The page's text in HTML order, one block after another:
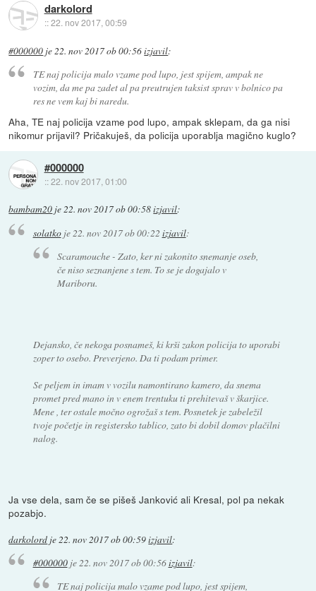
darkolord
::22. nov 2017, 00:59
#000000 je22. nov 2017 ob 00:56izjavil:
TE naj policija malo vzame pod lupo, jest spijem, ampak ne
vozim, da me pa zadet al pa preutrujen taksist sprav v bolnico pa
res ne vem kaj bi naredu.
Aha, TE naj policija vzame pod lupo, ampak sklepam, da ga nisi
nikomur prijavil? Pričakuješ, da policija uporablja magično kuglo?
#000000
::22. nov 2017, 01:00
bambam20 je22. nov 2017 ob 00:58izjavil:
solatkoje22. nov 2017 ob 00:22 izjavil:
Scaramouche - Zato, ker ni zakonito snemanje oseb,
če niso seznanjene s tem. To se je dogajalo v
Mariboru.
Dejansko, če nekoga posnameš, ki krši zakon policija to uporabi
zoper to osebo. Preverjeno. Da ti podam primer.
Se peljem in imam v vozilu namontirano kamero, da snema
promet pred mano in v enem trentuku ti prehitevaš v škarjice.
Mene , ter ostale močno ogrožaš s tem. Posnetek je zabeležil
tvoje početje in registersko tablico, zato bi dobil domov plačilni
nalog.
Ja vse dela, sam če se pišeš Janković ali Kresal, pol pa nekak
pozabjo.
darkolord je22. nov 2017 ob 00:59izjavil:
#000000je22. nov 2017 ob 00:56izjavil:
TE naj policija malo vzame pod lupo, jest spijem,